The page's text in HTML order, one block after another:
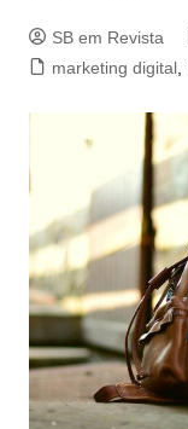
SB em Revista
marketing digital,